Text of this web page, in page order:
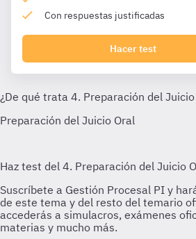
Con respuestas justificadas
Hacer test